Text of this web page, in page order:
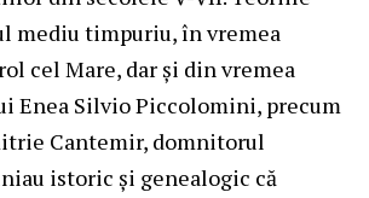
mediu timpuriu, în vremea
cel Mare, dar și din vremea
Enea Silvio Piccolomini, precum
Cantemir, domnitorul
istoric și genealogic că